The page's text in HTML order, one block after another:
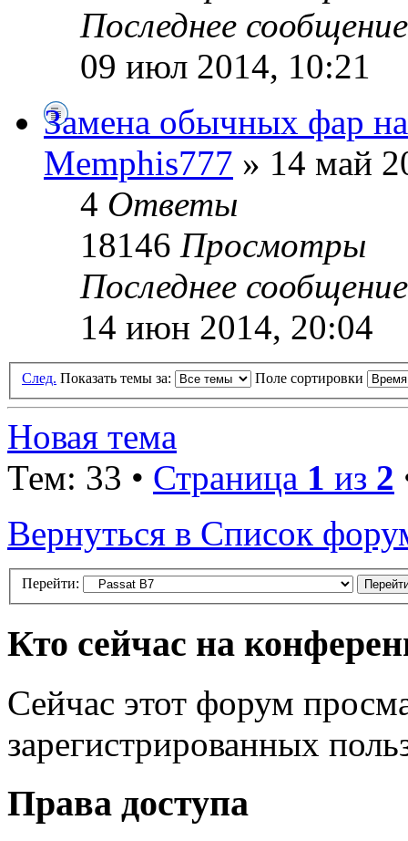
Последнее
09 июл 2014, 10:21
Замена обычных фар
Memphis777 » 14 май
4 Ответы
18146 Просмотры
Последнее
14 июн 2014, 20:04
След. Показать темы за: Поле сортировки
Новая тема
Тем: 33 • Страница 1 из 2
Вернуться в Список
Перейти:
Кто сейчас на
Сейчас этот форум
зарегистрированных
Права доступа